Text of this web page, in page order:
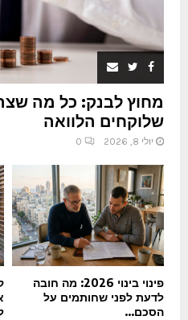
מחוץ לבנק: כל מה
שלוקחים הלוואה
יולי 8, 2026 0
פינוי בינוי 2026: מה חובה
לדעת לפני שחותמים על
הסכם...